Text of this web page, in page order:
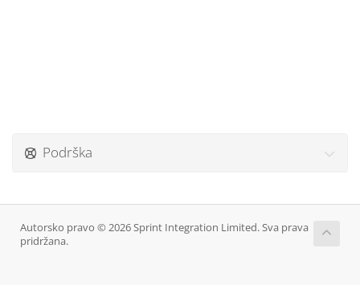
Podrška
Autorsko pravo © 2026 Sprint Integration Limited. Sva prava
pridržana.